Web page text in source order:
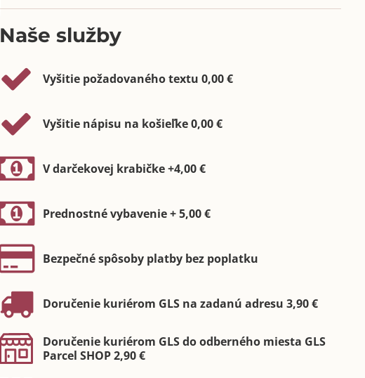
Naše služby
Vyšitie požadovaného textu 0,00 €
Vyšitie nápisu na košieľke 0,00 €
V darčekovej krabičke +4,00 €
Prednostné vybavenie + 5,00 €
Bezpečné spôsoby platby bez poplatku
Doručenie kuriérom GLS na zadanú adresu 3,90 €
Doručenie kuriérom GLS do odberného miesta GLS
Parcel SHOP 2,90 €